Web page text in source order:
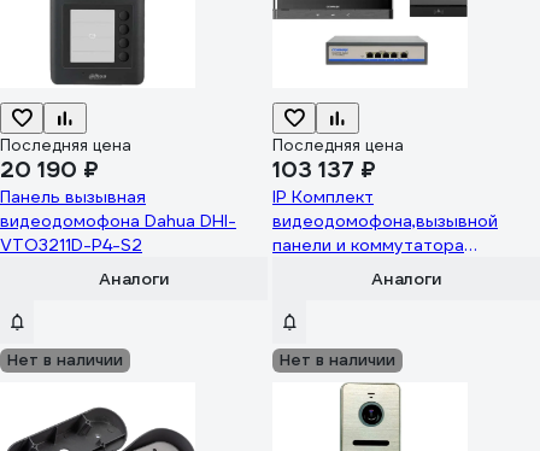
Последняя цена
20 190 ₽
Панель вызывная
видеодомофона Dahua DHI-
VTO3211D-P4-S2
Аналоги
Последняя цена
103 137 ₽
IP Комплект
видеодомофона,вызывной
панели и коммутатора
COMMAX CIOT-
1000Y/CIOT-D21M/CIOT-H4L2
Аналоги
Нет в наличии Нет в наличии